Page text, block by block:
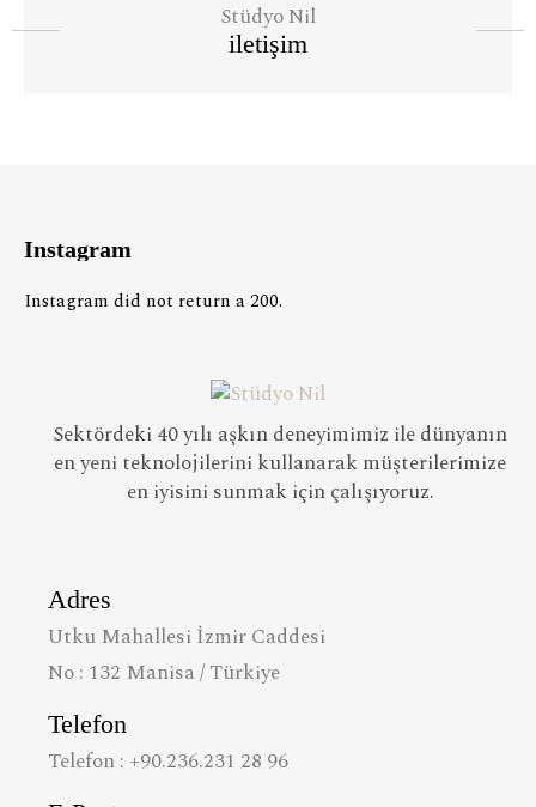
Stüdyo Nil
iletişim
Instagram
Instagram did not return a 200.
Sektördeki 40 yılı aşkın deneyimimiz ile dünyanın
en yeni teknolojilerini kullanarak müşterilerimize
en iyisini sunmak için çalışıyoruz.
Adres
Utku Mahallesi İzmir Caddesi
No : 132 Manisa / Türkiye
Telefon
Telefon : +90.236.231 28 96